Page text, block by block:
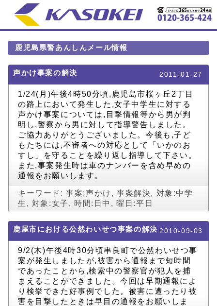
鹿児島県警あんしんメール情報
声かけ事案の解決 2011-01-27
1/24(月)午後4時50分頃,鹿児島市桜ヶ丘2丁目
の路上において発生した,女子中学生に対する
声かけ事案については,目撃情報等から男が判
明し,警察から男に対して指導警告しました。
ご協力ありがとうございました。今後も,子ど
もたちには,不審者への対応として「いかのお
すし」を守ることを繰り返し指導して下さい。
また,事案発生時は車のナンバーを含め早めの
通報をお願いします。
キーワード:事案:声かけ ,事案解決, 対象:中学
生 , 対象:女子 , 時間:日中 , 曜日:平日
鹿屋市における公然わいせつ事案の解決 2010-09-03
9/2(木)午後4時30分頃串良町で公然わいせつ事
案が発生しましたが,被害から通報まで短時間
であったことから,検索中の警察官が犯人を捕
まえることができました。今回は早期通報によ
り検挙できた好事例でした。被害に遭ったり被
害を目撃したときは早目の通報をお願いしま